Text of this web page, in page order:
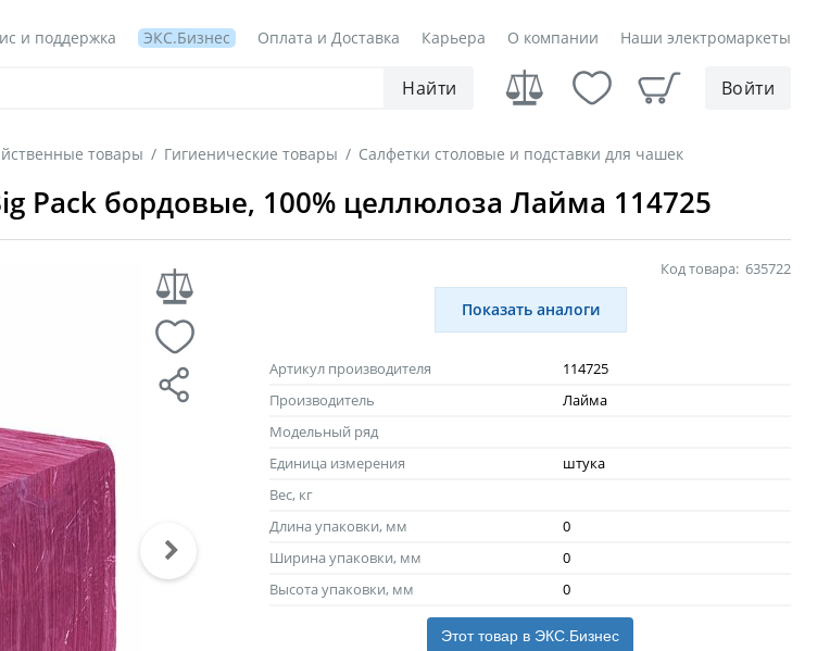
и поддержка ЭКС.Бизнес Оплата и Доставка Карьера О компании Наши электромаркеты
Найти Войти
товары / Гигиенические товары / Салфетки столовые и подставки для чашек
Pack бордовые, 100% целлюлоза Лайма 114725
Код товара: 635722
Показать аналоги
Артикул производителя
114725
Производитель
Лайма
Модельный ряд
Единица измерения
штука
Вес, кг
Длина упаковки, мм
0
Ширина упаковки, мм
0
Высота упаковки, мм
0
Этот товар в ЭКС.Бизнес